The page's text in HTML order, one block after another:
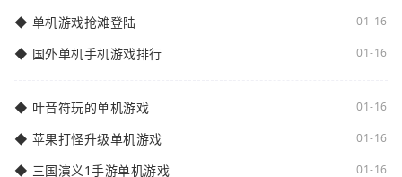
◆ 单机游戏抢滩登陆 01-16
◆ 国外单机手机游戏排行 01-16
◆ 叶音符玩的单机游戏 01-16
◆ 苹果打怪升级单机游戏 01-16
◆ 三国演义1手游单机游戏 01-16